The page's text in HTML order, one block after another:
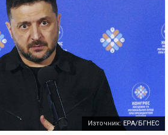
Източник: EPA/БГНЕС